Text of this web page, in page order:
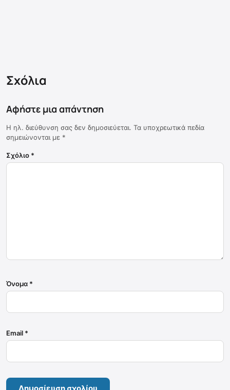
Σχόλια
Αφήστε μια απάντηση
Η ηλ. διεύθυνση σας δεν δημοσιεύεται. Τα υποχρεωτικά πεδία
σημειώνονται με *
Σχόλιο *
Όνομα *
Email *